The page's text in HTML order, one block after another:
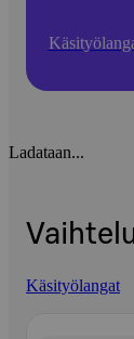
Ladataan...
Käsityölangat